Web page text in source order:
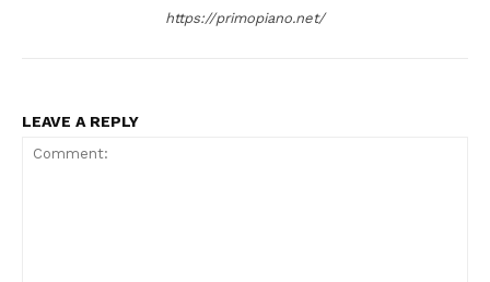
https://primopiano.net/
LEAVE A REPLY